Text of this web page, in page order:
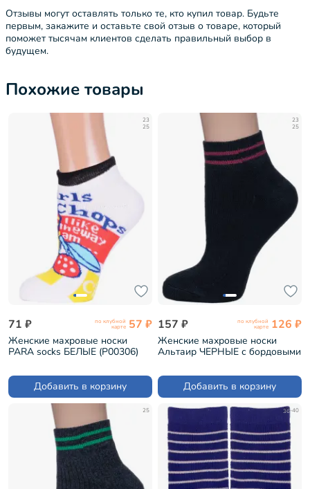
Отзывы могут оставлять только те, кто купил товар. Будьте
первым, закажите и оставьте свой отзыв о товаре, который
поможет тысячам клиентов сделать правильный выбор в
будущем.
Похожие товары
23
25
71 ₽ по клубной
карте 57 ₽
Женские махровые носки
PARA socks БЕЛЫЕ (P00306)
Добавить в корзину
23
25
157 ₽ по клубной
карте 126 ₽
Женские махровые носки
Альтаир ЧЕРНЫЕ с бордовыми
Добавить в корзину
25 36-40